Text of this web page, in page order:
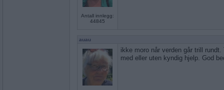
Antall innlegg:
44845
auau
ikke moro når verden går trill
med eller uten kyndig hjelp. God